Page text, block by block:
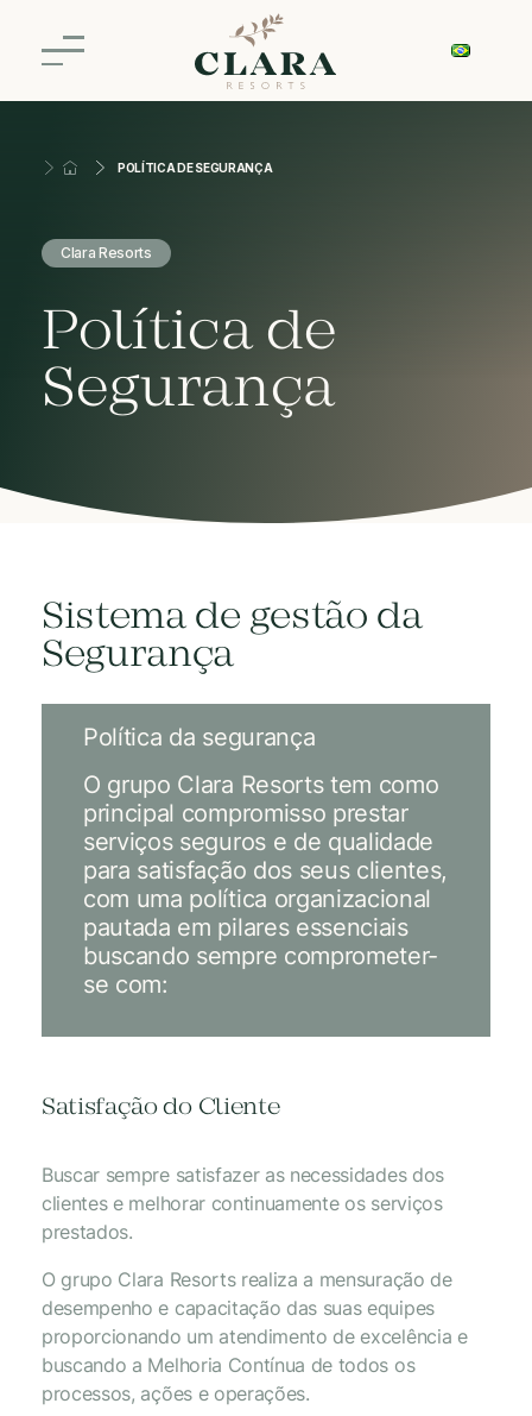
POLÍTICA DE SEGURANÇA
Clara Resorts
Política de
Segurança
Sistema de gestão da
Segurança
Política da segurança
O grupo Clara Resorts tem como
principal compromisso prestar
serviços seguros e de qualidade
para satisfação dos seus clientes,
com uma política organizacional
pautada em pilares essenciais
buscando sempre comprometer-
se com:
Satisfação do Cliente
Buscar sempre satisfazer as necessidades dos
clientes e melhorar continuamente os serviços
prestados.
O grupo Clara Resorts realiza a mensuração de
desempenho e capacitação das suas equipes
proporcionando um atendimento de excelência e
buscando a Melhoria Contínua de todos os
processos, ações e operações.